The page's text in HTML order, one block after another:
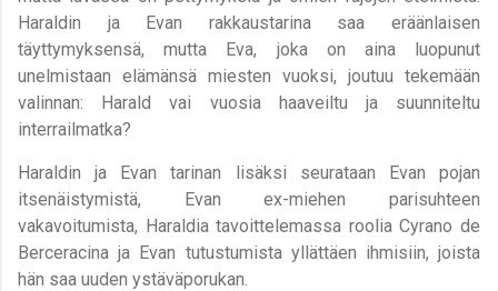
Haraldin ja Evan rakkaustarina saa eräänlaisen
täyttymyksensä, mutta Eva, joka on aina luopunut
unelmistaan elämänsä miesten vuoksi, joutuu tekemään
valinnan: Harald vai vuosia haaveiltu ja suunniteltu
interrailmatka?
Haraldin ja Evan tarinan lisäksi seurataan Evan pojan
itsenäistymistä, Evan ex-miehen parisuhteen
vakavoitumista, Haraldia tavoittelemassa roolia Cyrano de
Berceracina ja Evan tutustumista yllättäen ihmisiin, joista
hän saa uuden ystäväporukan.